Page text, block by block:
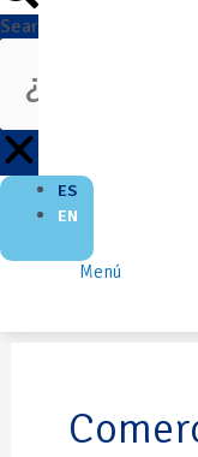
Search
ES
EN
Menú